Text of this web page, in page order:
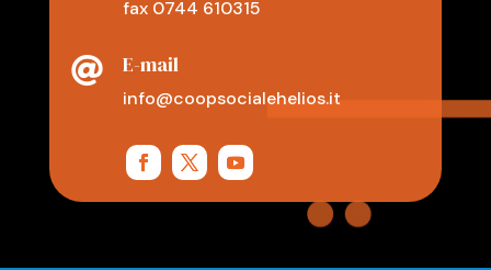
fax 0744 610315
 E-mail
info@coopsocialehelios.it